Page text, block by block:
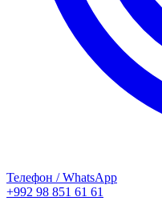
Телефон / WhatsApp
+992 98 851 61 61